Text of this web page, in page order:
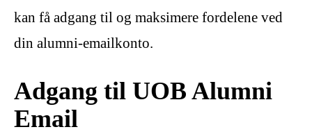
kan få adgang til og maksimere fordelene ved
din alumni-emailkonto.
Adgang til UOB Alumni
Email